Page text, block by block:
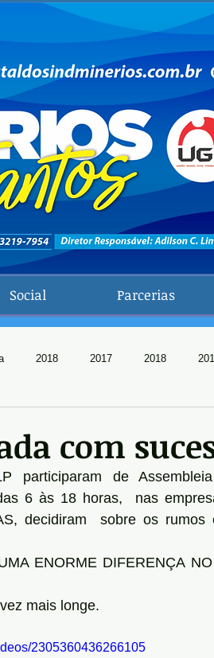
2018 2017 2018
com
participaram de
6 às 18 horas,  nas
decidiram  sobre os
ENORME DIFERENÇA
mais longe.
2305360436266105
Social Parcerias